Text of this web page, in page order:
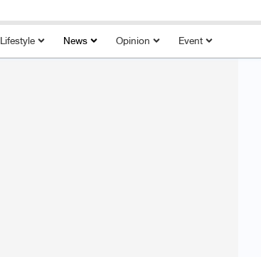
Lifestyle News Opinion Event